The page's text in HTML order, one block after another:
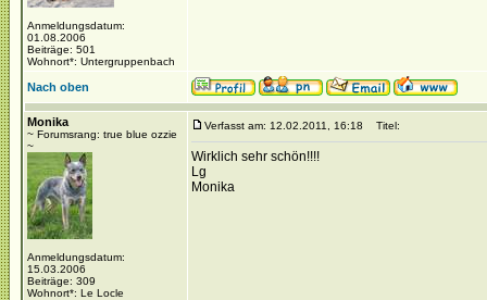
Anmeldungsdatum:
01.08.2006
Beiträge: 501
Wohnort*: Untergruppenbach
Nach oben
Monika
~ Forumsrang: true blue ozzie
~
Anmeldungsdatum:
15.03.2006
Beiträge: 309
Wohnort*: Le Locle
Verfasst am: 12.02.2011, 16:18 Titel:
Wirklich sehr schön!!!!
Lg
Monika